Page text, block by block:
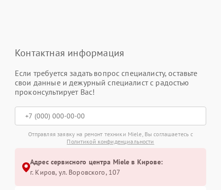
Контактная информация
Если требуется задать вопрос специалисту, оставьте
свои данные и дежурный специалист с радостью
проконсультирует Вас!
Отправляя заявку на ремонт техники Miele, Вы соглашаетесь с
Политикой конфиденциальности
Адрес сервисного центра Miele в Кирове:
г. Киров, ул. Воровского, 107